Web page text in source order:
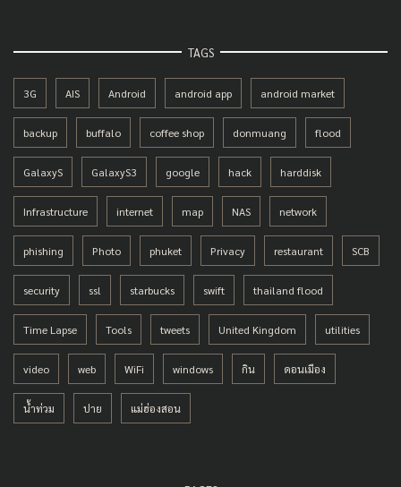
TAGS
3G AIS Android android app android market
backup buffalo coffee shop donmuang flood
GalaxyS GalaxyS3 google hack harddisk
Infrastructure internet map NAS network
phishing Photo phuket Privacy restaurant SCB
security ssl starbucks swift thailand flood
Time Lapse Tools tweets United Kingdom utilities
video web WiFi windows กิน ดอนเมือง
น้ำท่วม ปาย แม่ฮ่องสอน